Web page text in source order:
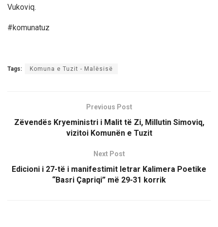
Vukoviq.
#komunatuz
Tags: Komuna e Tuzit - Malësisë
Previous Post
Zëvendës Kryeministri i Malit të Zi, Millutin Simoviq,
vizitoi Komunën e Tuzit
Next Post
Edicioni i 27-të i manifestimit letrar Kalimera Poetike
“Basri Çapriqi” më 29-31 korrik